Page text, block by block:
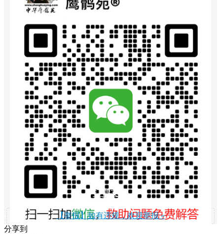
打赏支持
【举报】如有违规，欢迎举报 »
分享到